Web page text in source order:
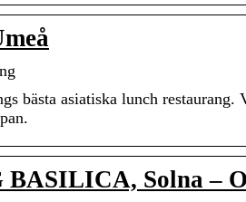
bästa asiatiska lunch
BASILICA, Solna –